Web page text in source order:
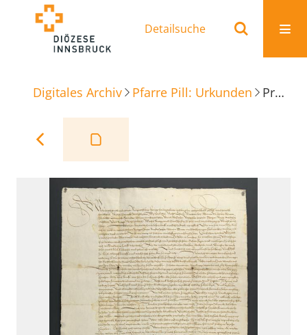
Detailsuche
Digitales Archiv Pfarre Pill: Urkunden Procura